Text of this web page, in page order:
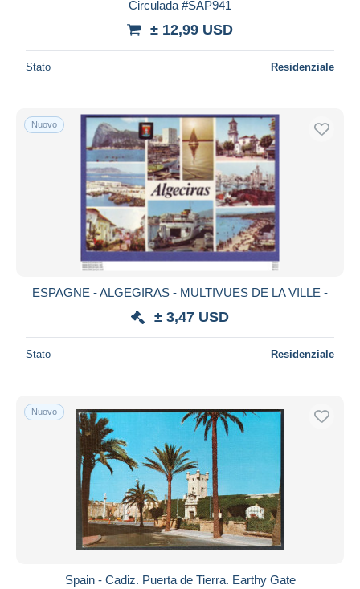
Circulada #SAP941
± 12,99 USD
Stato Residenziale
Nuovo
ESPAGNE - ALGEGIRAS - MULTIVUES DE LA VILLE -
± 3,47 USD
Stato Residenziale
Nuovo
Spain - Cadiz. Puerta de Tierra. Earthy Gate